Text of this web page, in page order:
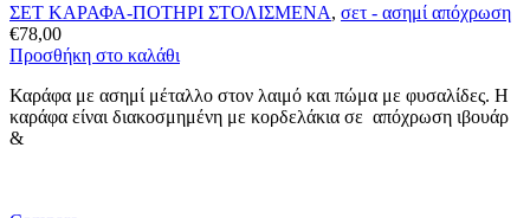
ΣΕΤ ΚΑΡΑΦΑ-ΠΟΤΗΡΙ ΣΤΟΛΙΣΜΕΝΑ, σετ - ασημί απόχρωση
€78,00
Προσθήκη στο καλάθι
Καράφα με ασημί μέταλλο στον λαιμό και πώμα με φυσαλίδες. Η
καράφα είναι διακοσμημένη με κορδελάκια σε απόχρωση ιβουάρ
&